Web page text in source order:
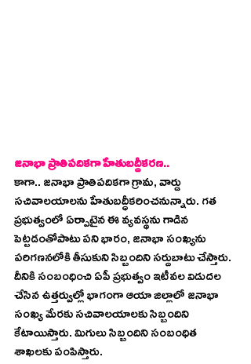
జనాభా ప్రాతిపదికగా హేతుబద్దీకరణ..
కాగా.. జనాభా ప్రాతిపదికగా గ్రామ, వార్డు
సచివాలయాలను హేతుబద్ధీకరించనున్నారు. గత
ప్రభుత్వంలో ఏర్పాటైన ఈ వ్యవస్థను గాడిన
పెట్టడంతోపాటు పని భారం, జనాభా సంఖ్యను
పరిగణనలోకి తీసుకుని సిబ్బందిని సర్దుబాటు చేస్తారు.
దీనికి సంబంధించి ఏపీ ప్రభుత్వం ఇటీవల విడుదల
చేసిన ఉత్తర్వుల్లో భాగంగా ఆయా జిల్లాలో జనాభా
సంఖ్య మేరకు సచివాలయాలకు సిబ్బందిని
కేటాయిస్తారు. మిగులు సిబ్బందిని సంబంధిత
శాఖలకు పంపిస్తారు.